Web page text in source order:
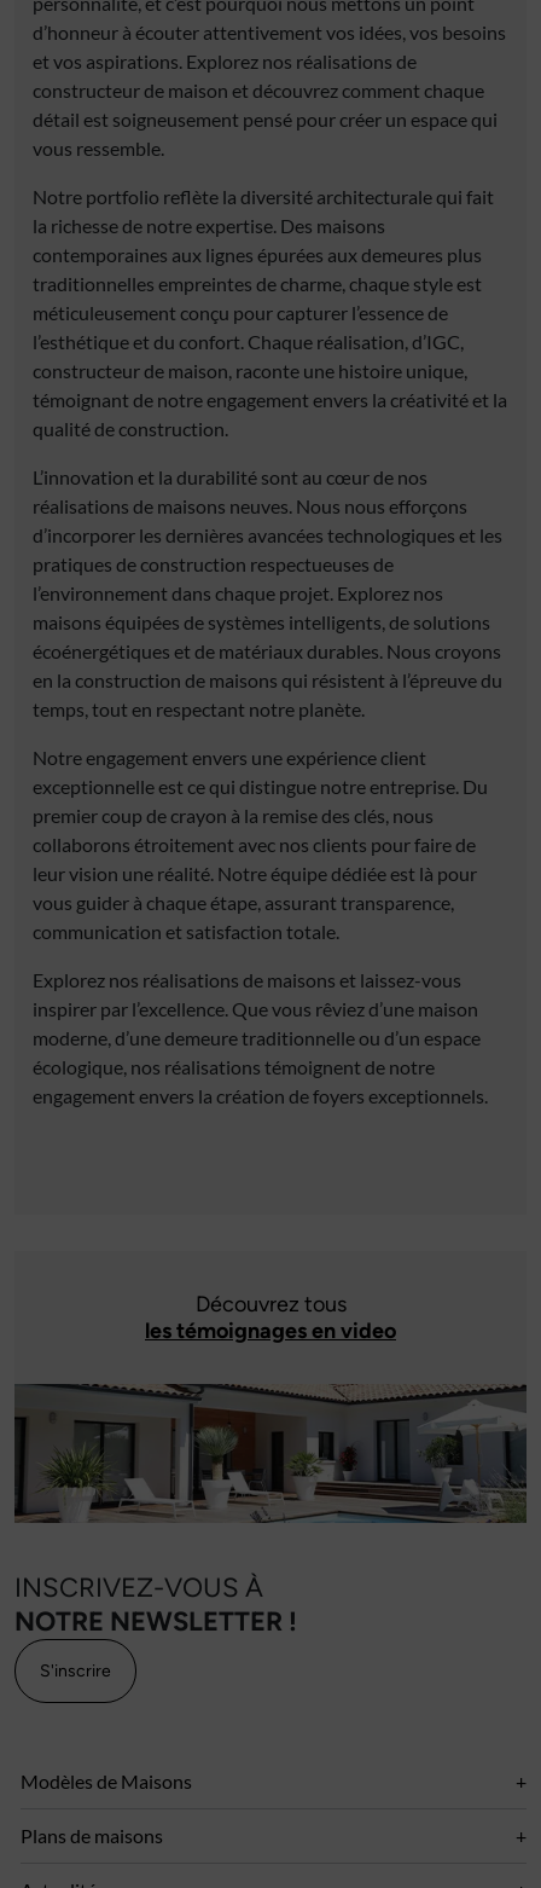
d’honneur à écouter attentivement vos idées, vos besoins
et vos aspirations. Explorez nos réalisations de
constructeur de maison et découvrez comment chaque
détail est soigneusement pensé pour créer un espace qui
vous ressemble.
Notre portfolio reflète la diversité architecturale qui fait
la richesse de notre expertise. Des maisons
contemporaines aux lignes épurées aux demeures plus
traditionnelles empreintes de charme, chaque style est
méticuleusement conçu pour capturer l’essence de
l’esthétique et du confort. Chaque réalisation, d’IGC,
constructeur de maison, raconte une histoire unique,
témoignant de notre engagement envers la créativité et la
qualité de construction.
L’innovation et la durabilité sont au cœur de nos
réalisations de maisons neuves. Nous nous efforçons
d’incorporer les dernières avancées technologiques et les
pratiques de construction respectueuses de
l’environnement dans chaque projet. Explorez nos
maisons équipées de systèmes intelligents, de solutions
écoénergétiques et de matériaux durables. Nous croyons
en la construction de maisons qui résistent à l’épreuve du
temps, tout en respectant notre planète.
Notre engagement envers une expérience client
exceptionnelle est ce qui distingue notre entreprise. Du
premier coup de crayon à la remise des clés, nous
collaborons étroitement avec nos clients pour faire de
leur vision une réalité. Notre équipe dédiée est là pour
vous guider à chaque étape, assurant transparence,
communication et satisfaction totale.
Explorez nos réalisations de maisons et laissez-vous
inspirer par l’excellence. Que vous rêviez d’une maison
moderne, d’une demeure traditionnelle ou d’un espace
écologique, nos réalisations témoignent de notre
engagement envers la création de foyers exceptionnels.
Découvrez tous
les témoignages en video
INSCRIVEZ-VOUS À
NOTRE NEWSLETTER !
S'inscrire
Modèles de Maisons
Plans de maisons